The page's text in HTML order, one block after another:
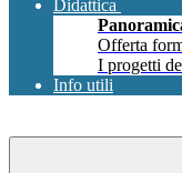
Didattica
Offerta
I progetti
Info utili